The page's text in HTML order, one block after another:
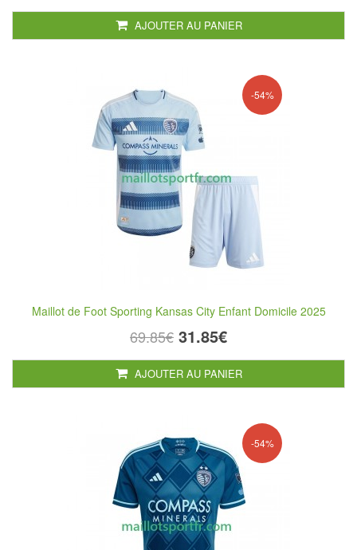
AJOUTER AU PANIER
-54%
Maillot de Foot Sporting Kansas City Enfant Domicile 2025
69.85€ 31.85€
AJOUTER AU PANIER
-54%